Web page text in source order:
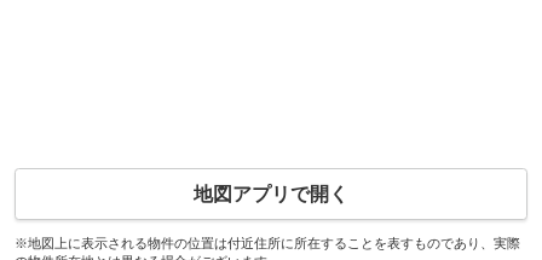
地図アプリで開く
※地図上に表示される物件の位置は付近住所に所在することを表すものであり、実際